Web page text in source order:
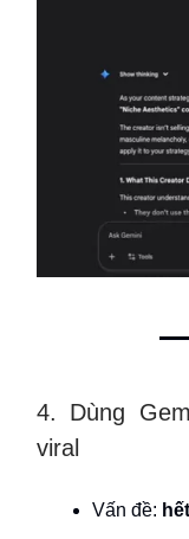
4. Dùng
viral
Vấn đề: